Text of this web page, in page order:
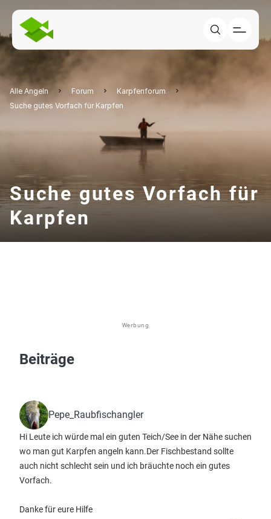
Alle Angeln Forum
Karpfenforum
Suche gutes Vorfach für Karpfen
Suche gutes Vorfach für
Karpfen
Werbung
Beiträge
Pepe_Raubfischangler
Hi Leute ich würde mal ein guten Teich/See in der Nähe suchen
wo man gut Karpfen angeln kann.Der Fischbestand sollte
auch nicht schlecht sein und ich bräuchte noch ein gutes
Vorfach.
Danke für eure Hilfe